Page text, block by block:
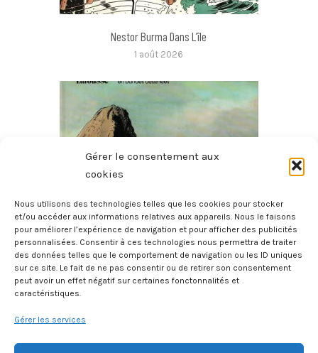
Gérer le consentement aux
cookies
Nous utilisons des technologies telles que les cookies pour stocker
et/ou accéder aux informations relatives aux appareils. Nous le faisons
pour améliorer l’expérience de navigation et pour afficher des publicités
personnalisées. Consentir à ces technologies nous permettra de traiter
des données telles que le comportement de navigation ou les ID uniques
sur ce site. Le fait de ne pas consentir ou de retirer son consentement
peut avoir un effet négatif sur certaines fonctonnalités et
caractéristiques.
Gérer les services
Nestor Burma Dans L’île
1 août 2026
Histoire Des Provinces De France – La Bretagne
27 juillet 2026